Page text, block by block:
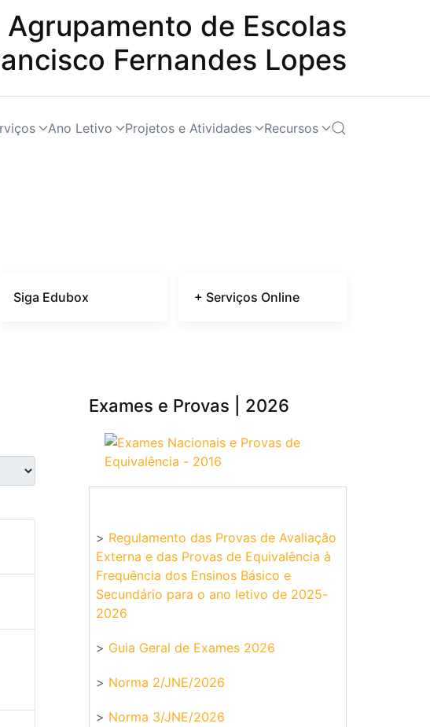
Agrupamento de Escolas
Fernandes Lopes
Ano Letivo Projetos e Atividades Recursos
Siga Edubox + Serviços Online
Exames e Provas | 2026
> Regulamento das Provas de Avaliação
Externa e das Provas de Equivalência à
Frequência dos Ensinos Básico e
Secundário para o ano letivo de 2025-
2026
> Guia Geral de Exames 2026
> Norma 2/JNE/2026
> Norma 3/JNE/2026